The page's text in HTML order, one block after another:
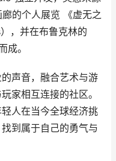
的个人展览 《虚无之
，并在布鲁克林的
。
声音，融合艺术与游
家相互连接的社区。
人在当今全球经济挑
到属于自己的勇气与